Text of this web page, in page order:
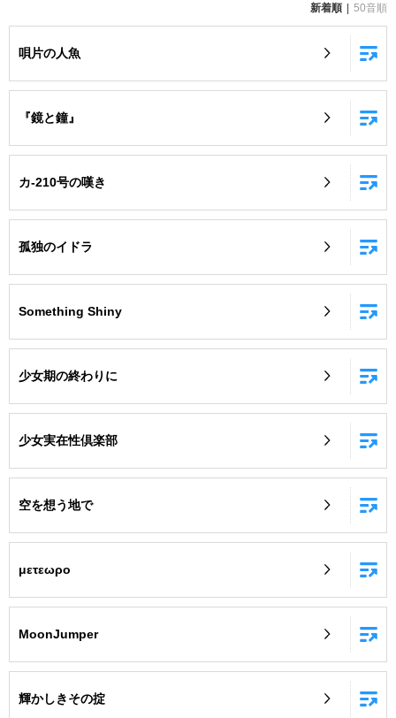
DAMの新曲・ランキングなど
自宅でカラオケ歌い放題！
新着順
50音順
唄片の人魚
『鏡と鐘』
カ-210号の嘆き
孤独のイドラ
Something Shiny
少女期の終わりに
少女実在性倶楽部
空を想う地で
μετεωρο
MoonJumper
輝かしきその掟